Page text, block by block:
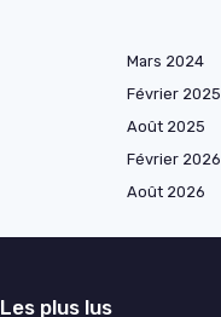
Mars 2024
Février 2025
Août 2025
Février 2026
Août 2026
Les plus lus